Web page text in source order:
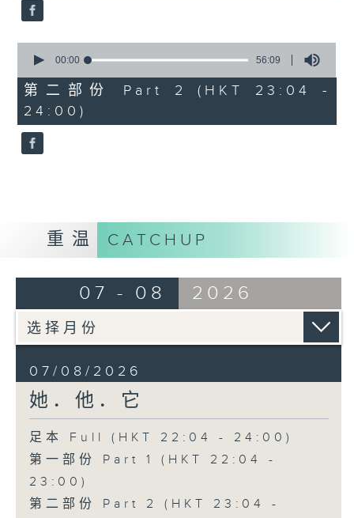
seconds
56
minutes,
9
seconds
00:00 56:09
第二部份 Part 2 (HKT 23:04 -
24:00)
重温 CATCHUP
07 - 08 2026
07/08/2026
她．他．它
足本 Full (HKT 22:04 - 24:00)
第一部份 Part 1 (HKT 22:04 -
23:00)
第二部份 Part 2 (HKT 23:04 -